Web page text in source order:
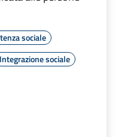
sociale
Integrazione sociale